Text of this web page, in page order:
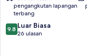
pengangkutan lapangan
terbang
9.8
daripada
9.8 Luar Biasa
26 ulasan